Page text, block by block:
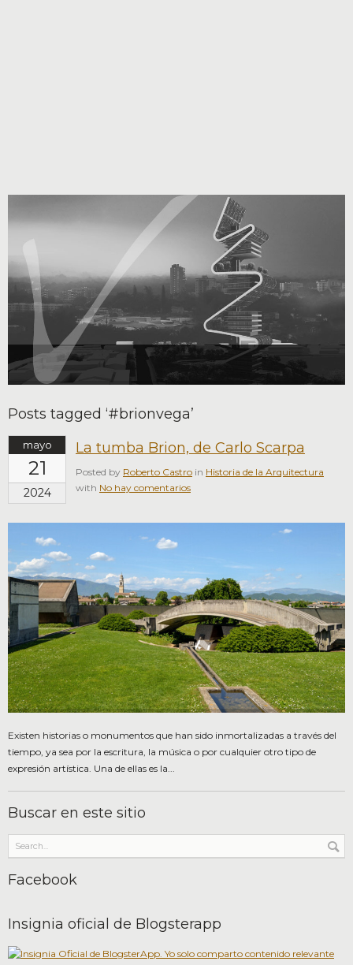
Posts tagged ‘#brionvega’
mayo
21
2024
La tumba Brion, de Carlo Scarpa
Posted by Roberto Castro in Historia de la Arquitectura
with No hay comentarios
Existen historias o monumentos que han sido inmortalizadas a través del
tiempo, ya sea por la escritura, la música o por cualquier otro tipo de
expresión artística. Una de ellas es la...
Buscar en este sitio
Facebook
Insignia oficial de Blogsterapp